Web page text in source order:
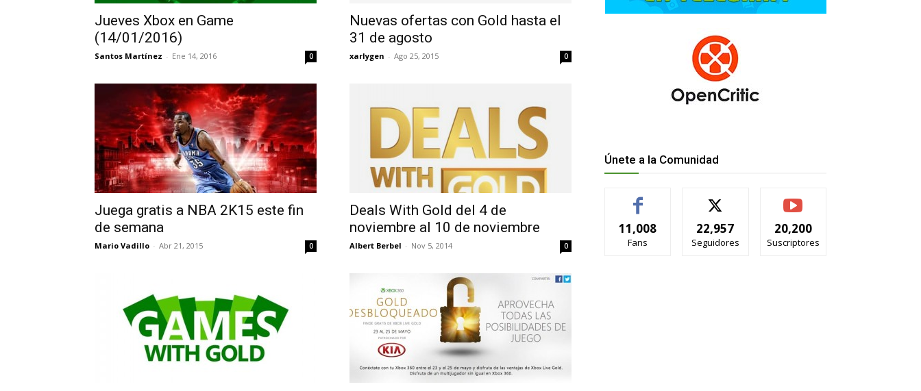
Jueves Xbox en Game
(14/01/2016)
Santos Martínez - Ene 14, 2016 0
Nuevas ofertas con Gold hasta el
31 de agosto
xarlygen - Ago 25, 2015 0
Juega gratis a NBA 2K15 este fin
de semana
Mario Vadillo - Abr 21, 2015 0
Deals With Gold del 4 de
noviembre al 10 de noviembre
Albert Berbel - Nov 5, 2014 0
Únete a la Comunidad
11,008
Fans
22,957
Seguidores
20,200
Suscriptores